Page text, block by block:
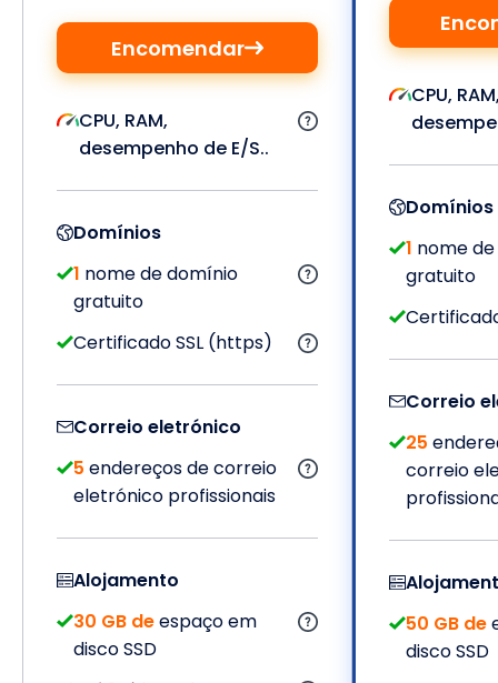
Encomendar
CPU, RAM,
desempenho de E/S..
Domínios
1 nome de domínio
gratuito
Certificado SSL (https)
Correio eletrónico
5 endereços de correio
eletrónico profissionais
Alojamento
30 GB deespaço em
disco SSD
CPU,
Domínios
1 nome
gratuito
Correio
25
correio
50 GB de
disco SSD